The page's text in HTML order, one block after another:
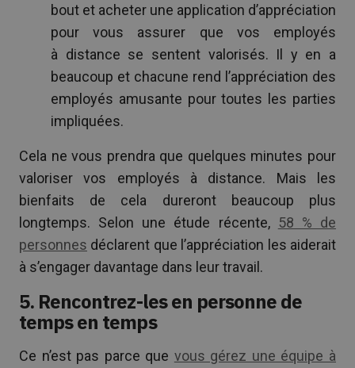
bout et acheter une application d’appréciation
pour vous assurer que vos employés
à distance se sentent valorisés. Il y en a
beaucoup et chacune rend l’appréciation des
employés amusante pour toutes les parties
impliquées.
Cela ne vous prendra que quelques minutes pour
valoriser vos employés à distance. Mais les
bienfaits de cela dureront beaucoup plus
longtemps. Selon une étude récente, 58 % de
personnes déclarent que l’appréciation les aiderait
à s’engager davantage dans leur travail.
5. Rencontrez-les en personne de
temps en temps
Ce n’est pas parce que vous gérez une équipe à